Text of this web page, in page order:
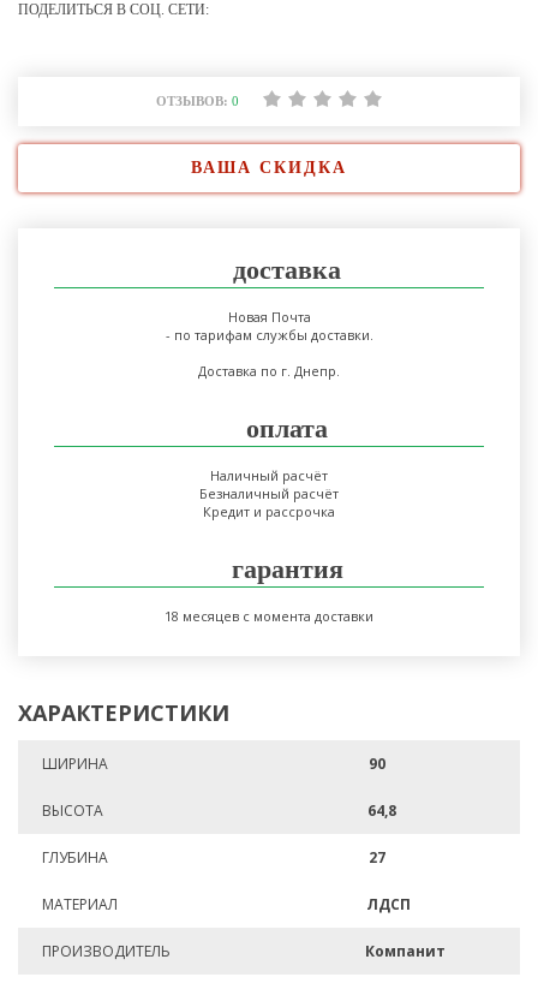
ПОДЕЛИТЬСЯ В СОЦ. СЕТИ:
ОТЗЫВОВ: 0
ВАША СКИДКА
доставка
Новая Почта
- по тарифам службы доставки.
Доставка по г. Днепр.
оплата
Наличный расчёт
Безналичный расчёт
Кредит и рассрочка
гарантия
18 месяцев с момента доставки
ХАРАКТЕРИСТИКИ
ШИРИНА 90
ВЫСОТА 64,8
ГЛУБИНА 27
МАТЕРИАЛ ЛДСП
ПРОИЗВОДИТЕЛЬ Компанит